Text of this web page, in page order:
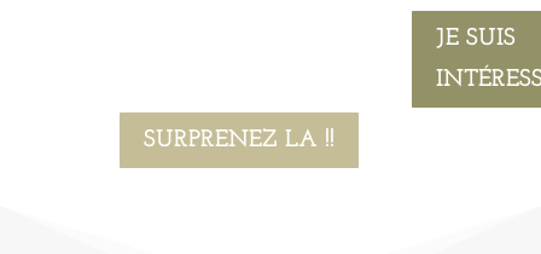
JE SUIS
SURPRENEZ LA !!